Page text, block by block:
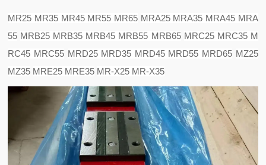
MR25 MR35 MR45 MR55 MR65 MRA25 MRA35 MRA45 MRA
55 MRB25 MRB35 MRB45 MRB55 MRB65 MRC25 MRC35 M
RC45 MRC55 MRD25 MRD35 MRD45 MRD55 MRD65 MZ25
MZ35 MRE25 MRE35 MR-X25 MR-X35